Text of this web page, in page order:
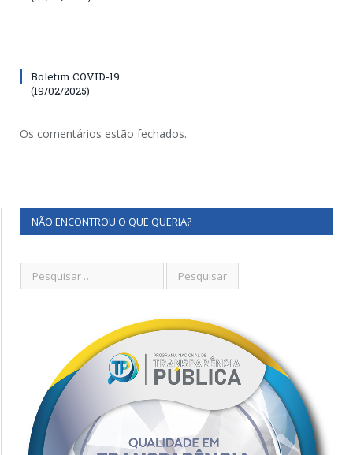
Boletim COVID-19
(19/02/2025)
Os comentários estão fechados.
NÃO ENCONTROU O QUE QUERIA?